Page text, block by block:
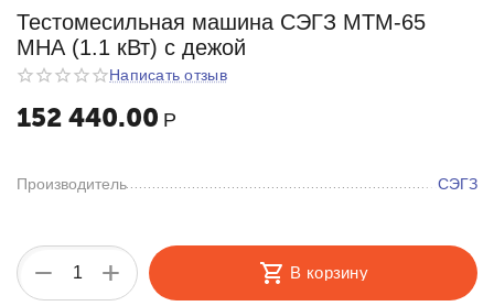
Тестомесильная машина СЭГЗ МТМ-65
МНА (1.1 кВт) с дежой
Написать отзыв
152 440.00 Р
Производитель СЭГЗ
+
− В корзину